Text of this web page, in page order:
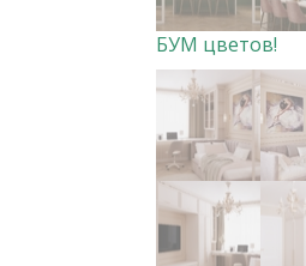
БУМ цветов!